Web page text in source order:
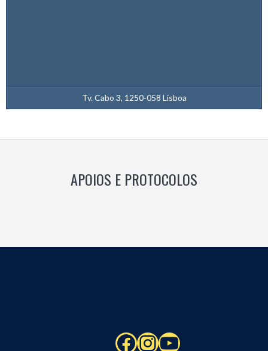
Tv. Cabo 3, 1250-058 Lisboa
APOIOS E PROTOCOLOS
Facebook
Instagram
YouTube